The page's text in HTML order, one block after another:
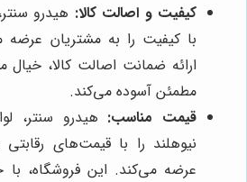
کیفیت و اصالت کالا: هیدرو
با کیفیت را به مشتریان عرضه
ارائه ضمانت اصالت کالا، خیال
مطمئن آسوده می‌کند.
قیمت مناسب: هیدرو سنتر،
نیوهلند را با قیمت‌های
عرضه می‌کند. این فروشگاه،